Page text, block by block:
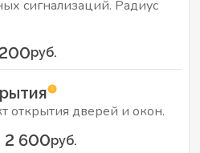
сигнализаций. Радиус
руб.
открытия дверей и окон.
2 600руб.